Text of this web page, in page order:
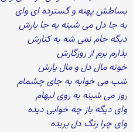
بساطش پهنه و گسترده ای وای
یه جا دل می شینه یه جا یارش
دیگه جام نمی شه به کنارش
بذارم برم از روزگارش
خونه مال دل و مال یارش
شب می خوابه به جای چشمام
روز می شینه به روی لبهام
وای دیگه باز چه خوابی دیده
وای چرا رنگ دل پریده